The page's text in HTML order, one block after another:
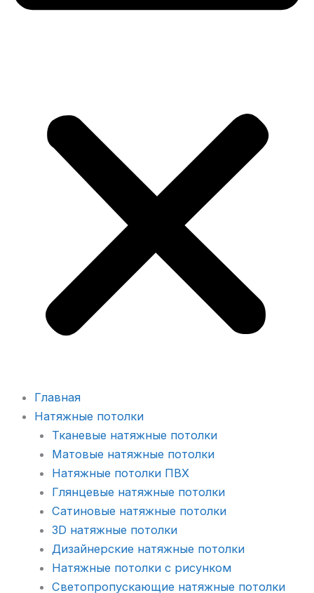
Главная
Натяжные потолки
Тканевые натяжные потолки
Матовые натяжные потолки
Натяжные потолки ПВХ
Глянцевые натяжные потолки
Сатиновые натяжные потолки
3D натяжные потолки
Дизайнерские натяжные потолки
Натяжные потолки с рисунком
Светопропускающие натяжные потолки